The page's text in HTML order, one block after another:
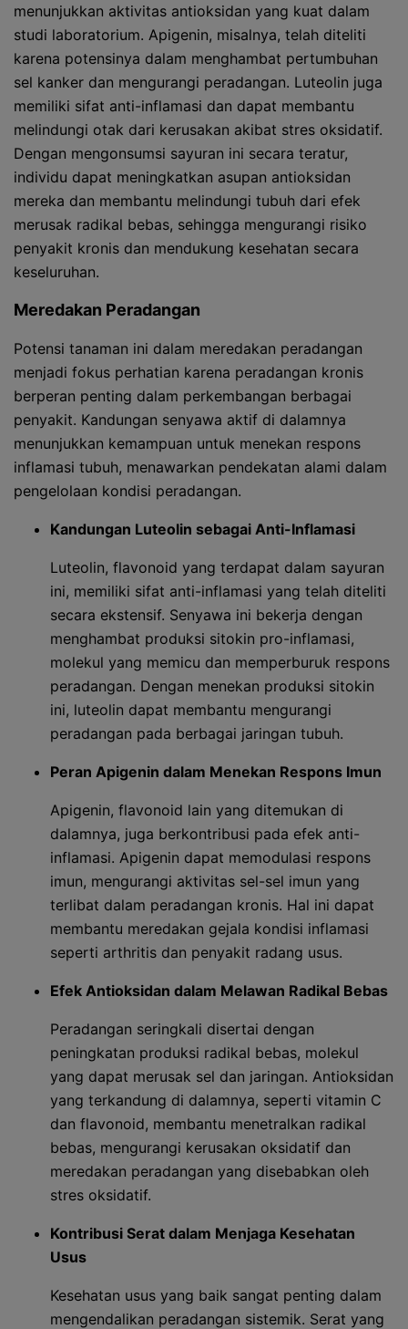
menunjukkan aktivitas antioksidan yang kuat dalam
studi laboratorium. Apigenin, misalnya, telah diteliti
karena potensinya dalam menghambat pertumbuhan
sel kanker dan mengurangi peradangan. Luteolin juga
memiliki sifat anti-inflamasi dan dapat membantu
melindungi otak dari kerusakan akibat stres oksidatif.
Dengan mengonsumsi sayuran ini secara teratur,
individu dapat meningkatkan asupan antioksidan
mereka dan membantu melindungi tubuh dari efek
merusak radikal bebas, sehingga mengurangi risiko
penyakit kronis dan mendukung kesehatan secara
keseluruhan.
Meredakan Peradangan
Potensi tanaman ini dalam meredakan peradangan
menjadi fokus perhatian karena peradangan kronis
berperan penting dalam perkembangan berbagai
penyakit. Kandungan senyawa aktif di dalamnya
menunjukkan kemampuan untuk menekan respons
inflamasi tubuh, menawarkan pendekatan alami dalam
pengelolaan kondisi peradangan.
Kandungan Luteolin sebagai Anti-Inflamasi
Luteolin, flavonoid yang terdapat dalam sayuran
ini, memiliki sifat anti-inflamasi yang telah diteliti
secara ekstensif. Senyawa ini bekerja dengan
menghambat produksi sitokin pro-inflamasi,
molekul yang memicu dan memperburuk respons
peradangan. Dengan menekan produksi sitokin
ini, luteolin dapat membantu mengurangi
peradangan pada berbagai jaringan tubuh.
Peran Apigenin dalam Menekan Respons Imun
Apigenin, flavonoid lain yang ditemukan di
dalamnya, juga berkontribusi pada efek anti-
inflamasi. Apigenin dapat memodulasi respons
imun, mengurangi aktivitas sel-sel imun yang
terlibat dalam peradangan kronis. Hal ini dapat
membantu meredakan gejala kondisi inflamasi
seperti arthritis dan penyakit radang usus.
Efek Antioksidan dalam Melawan Radikal Bebas
Peradangan seringkali disertai dengan
peningkatan produksi radikal bebas, molekul
yang dapat merusak sel dan jaringan. Antioksidan
yang terkandung di dalamnya, seperti vitamin C
dan flavonoid, membantu menetralkan radikal
bebas, mengurangi kerusakan oksidatif dan
meredakan peradangan yang disebabkan oleh
stres oksidatif.
Kontribusi Serat dalam Menjaga Kesehatan
Usus
Kesehatan usus yang baik sangat penting dalam
mengendalikan peradangan sistemik. Serat yang